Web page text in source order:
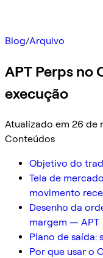
Blog/Arquivo
APT Perps no
execução
Atualizado em 26 de
Conteúdos
Objetivo do
Tela de
movimento
Desenho da
margem — APT
Plano de saída:
Por que usar o